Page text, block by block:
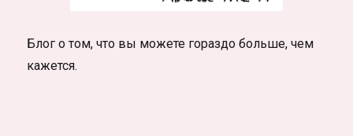
Блог о том, что вы можете гораздо больше, чем
кажется.